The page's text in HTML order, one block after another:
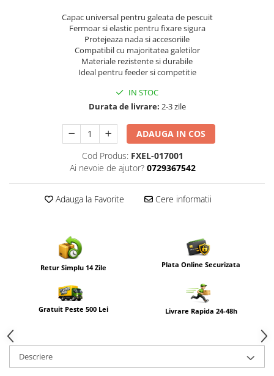
Capac universal pentru galeata de pescuit
Fermoar si elastic pentru fixare sigura
Protejeaza nada si accesoriile
Compatibil cu majoritatea galetilor
Materiale rezistente si durabile
Ideal pentru feeder si competitie
IN STOC
Durata de livrare: 2-3 zile
ADAUGA IN COS
Cod Produs: FXEL-017001
Ai nevoie de ajutor? 0729367542
Adauga la Favorite Cere informatii
Retur Simplu 14 Zile Plata Online Securizata
Gratuit Peste 500 Lei Livrare Rapida 24-48h
Descriere